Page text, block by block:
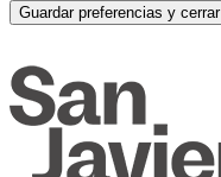
Guardar preferencias y cerrar